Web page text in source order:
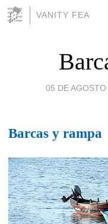
VANITY FEA
05 DE
Barcas y rampa